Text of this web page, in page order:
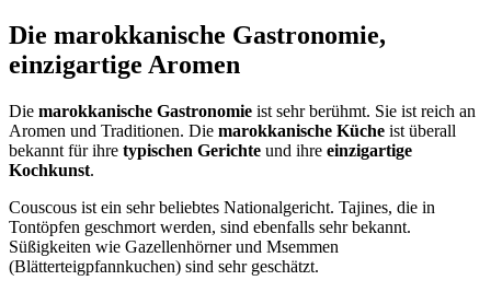
Die marokkanische Gastronomie,
einzigartige Aromen
Die marokkanische Gastronomie ist sehr berühmt. Sie ist reich an
Aromen und Traditionen. Die marokkanische Küche ist überall
bekannt für ihre typischen Gerichte und ihre einzigartige
Kochkunst.
Couscous ist ein sehr beliebtes Nationalgericht. Tajines, die in
Tontöpfen geschmort werden, sind ebenfalls sehr bekannt.
Süßigkeiten wie Gazellenhörner und Msemmen
(Blätterteigpfannkuchen) sind sehr geschätzt.